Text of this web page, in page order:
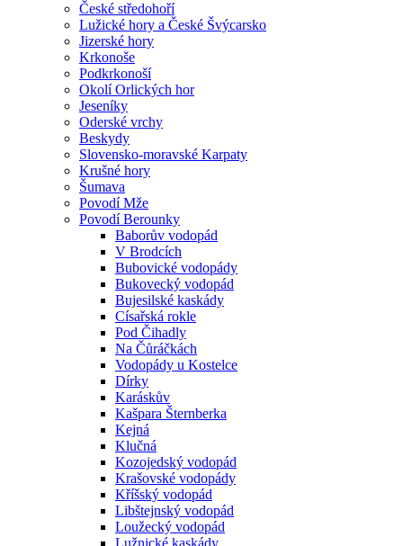
České středohoří
Lužické hory a České Švýcarsko
Jizerské hory
Krkonoše
Podkrkonoší
Okolí Orlických hor
Jeseníky
Oderské vrchy
Beskydy
Slovensko-moravské Karpaty
Krušné hory
Šumava
Povodí Mže
Povodí Berounky
Baborův vodopád
V Brodcích
Bubovické vodopády
Bukovecký vodopád
Bujesilské kaskády
Císařská rokle
Pod Čihadly
Na Čůráčkách
Vodopády u Kostelce
Dírky
Karáskův
Kašpara Šternberka
Kejná
Klučná
Kozojedský vodopád
Krašovské vodopády
Kříšský vodopád
Libštejnský vodopád
Loužecký vodopád
Lužnické kaskády